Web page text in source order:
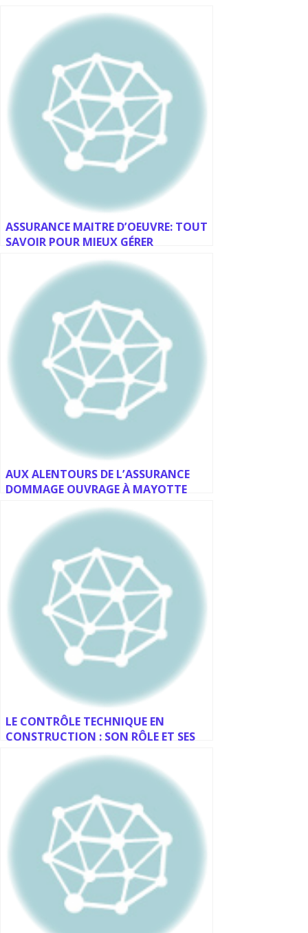
ASSURANCE MAITRE D’OEUVRE: TOUT
SAVOIR POUR MIEUX GÉRER
AUX ALENTOURS DE L’ASSURANCE
DOMMAGE OUVRAGE À MAYOTTE
LE CONTRÔLE TECHNIQUE EN
CONSTRUCTION : SON RÔLE ET SES